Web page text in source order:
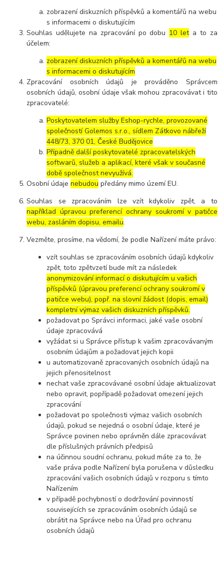
zobrazení diskuzních příspěvků a komentářů na webu
s informacemi o diskutujícím
Souhlas udělujete na zpracování po dobu 10 leta to za
účelem:
zobrazení diskuzních příspěvků a komentářů na webu
s informacemi o diskutujícím
Zpracování osobních údajů je prováděno Správcem
osobních údajů, osobní údaje však mohou zpracovávat i tito
zpracovatelé:
Poskytovatelem služby Eshop-rychle, provozované
společností Golemos s.r.o., sídlem Zátkovo nábřeží
448/73, 370 01, České Budějovice
Případně další poskytovatelé zpracovatelských
softwarů, služeb a aplikací, které však v současné
době společnost nevyužívá.
Osobní údajenebudou předány mimo území EU.
Souhlas se zpracováním lze vzít kdykoliv zpět, a to
například úpravou preferencí ochrany soukromí v patičce
webu, zasláním dopisu, emailu.
Vezměte, prosíme, na vědomí, že podle Nařízení máte právo:
vzít souhlas se zpracováním osobních údajů kdykoliv
zpět, toto zpětvzetí bude mít za následek
anonymizování informací o diskutujícím u vašich
příspěvků (úpravou preferencí ochrany soukromí v
patičce webu), popř. na slovní žádost (dopis, email)
kompletní výmaz vašich diskuzních příspěvků.
požadovat po Správci informaci, jaké vaše osobní
údaje zpracovává
vyžádat si u Správce přístup k vašim zpracovávaným
osobním údajům a požadovat jejich kopii
u automatizovaně zpracovaných osobních údajů na
jejich přenositelnost
nechat vaše zpracovávané osobní údaje aktualizovat
nebo opravit, popřípadě požadovat omezení jejich
zpracování
požadovat po společnosti výmaz vašich osobních
údajů, pokud se nejedná o osobní údaje, které je
Správce povinen nebo oprávněn dále zpracovávat
dle příslušných právních předpisů
na účinnou soudní ochranu, pokud máte za to, že
vaše práva podle Nařízení byla porušena v důsledku
zpracování vašich osobních údajů v rozporu s tímto
Nařízením
v případě pochybností o dodržování povinností
souvisejících se zpracováním osobních údajů se
obrátit na Správce nebo na Úřad pro ochranu
osobních údajů